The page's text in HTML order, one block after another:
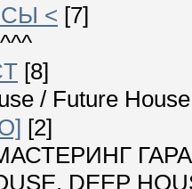
< [7]
[8]
/ Future
[2]
DEEP